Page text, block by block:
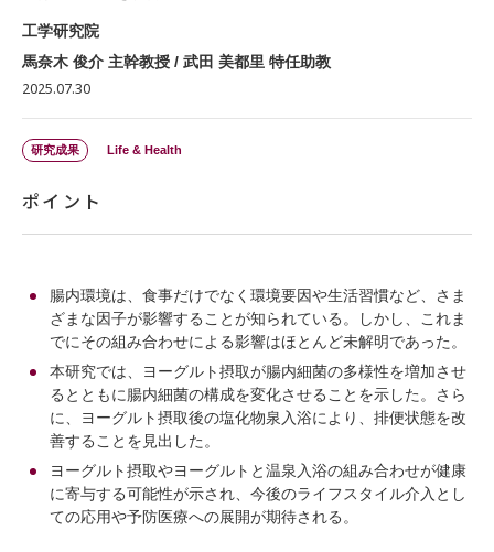
工学研究院
馬奈木 俊介 主幹教授 / 武田 美都里 特任助教
2025.07.30
研究成果 Life & Health
ポイント
腸内環境は、食事だけでなく環境要因や生活習慣など、さま
ざまな因子が影響することが知られている。しかし、これま
でにその組み合わせによる影響はほとんど未解明であった。
本研究では、ヨーグルト摂取が腸内細菌の多様性を増加させ
るとともに腸内細菌の構成を変化させることを示した。さら
に、ヨーグルト摂取後の塩化物泉入浴により、排便状態を改
善することを見出した。
ヨーグルト摂取やヨーグルトと温泉入浴の組み合わせが健康
に寄与する可能性が示され、今後のライフスタイル介入とし
ての応用や予防医療への展開が期待される。